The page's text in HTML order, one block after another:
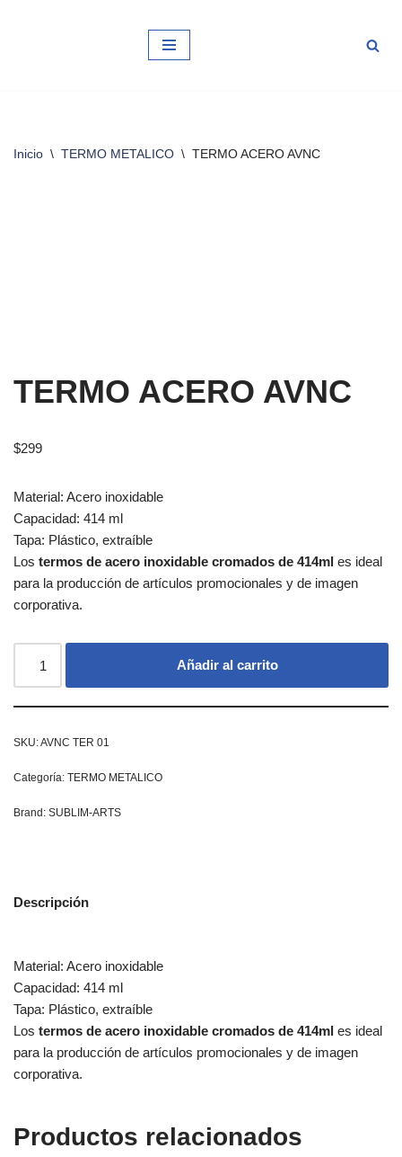
Inicio \ TERMO METALICO \ TERMO ACERO AVNC
TERMO ACERO AVNC
$299
Material: Acero inoxidable
Capacidad: 414 ml
Tapa: Plástico, extraíble
Los termos de acero inoxidable cromados de 414ml es ideal
para la producción de artículos promocionales y de imagen
corporativa.
Añadir al carrito
SKU:AVNC TER 01
Categoría: TERMO METALICO
Brand: SUBLIM-ARTS
Descripción
Material: Acero inoxidable
Capacidad: 414 ml
Tapa: Plástico, extraíble
Los termos de acero inoxidable cromados de 414ml es ideal
para la producción de artículos promocionales y de imagen
corporativa.
Productos relacionados